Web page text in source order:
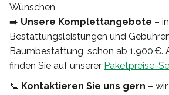
Wünschen
➡️ Unsere Komplettangebote –
Bestattungsleistungen und
Baumbestattung, schon ab 1.900 €.
finden Sie auf unserer Paketpreise-
📞 Kontaktieren Sie uns gern –